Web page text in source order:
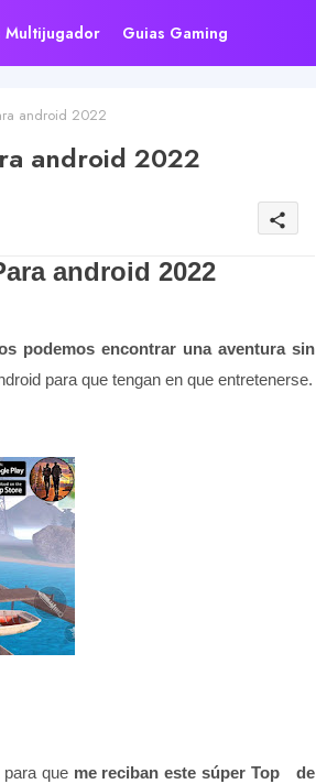
Multijugador Guias Gaming
android 2022
android 2022
share
android 2022
podemos encontrar una aventura sin
para que tengan en que entretenerse.
que me reciban este súper Top de